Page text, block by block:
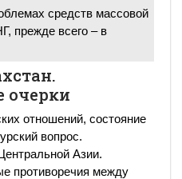
средств массовой
прежде всего – в
очерки
отношений, состояние
вопрос.
Азии.
противоречия между